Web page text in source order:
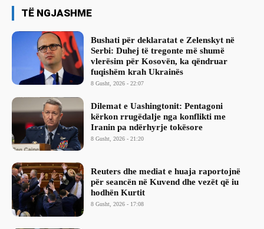
TË NGJASHME
Bushati për deklaratat e Zelenskyt në
Serbi: Duhej të tregonte më shumë
vlerësim për Kosovën, ka qëndruar
fuqishëm krah Ukrainës
8 Gusht, 2026 - 22:07
Dilemat e Uashingtonit: Pentagoni
kërkon rrugëdalje nga konflikti me
Iranin pa ndërhyrje tokësore
8 Gusht, 2026 - 21:20
Reuters dhe mediat e huaja raportojnë
për seancën në Kuvend dhe vezët që iu
hodhën Kurtit
8 Gusht, 2026 - 17:08